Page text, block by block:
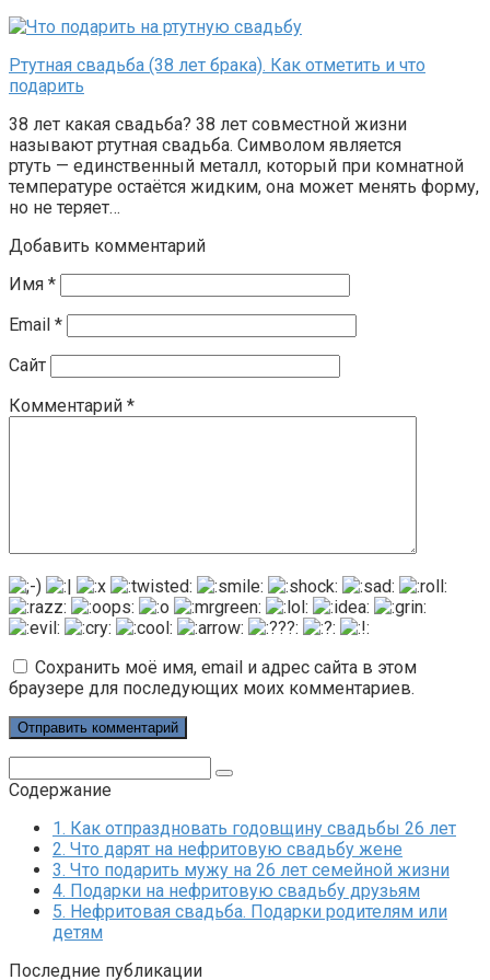
Ртутная свадьба (38 лет брака). Как отметить и что
подарить
38 лет какая свадьба? 38 лет совместной жизни
называют ртутная свадьба. Символом является
ртуть — единственный металл, который при комнатной
температуре остаётся жидким, она может менять форму,
но не теряет…
Добавить комментарий
Имя *
Email *
Сайт
Комментарий *
Сохранить моё имя, email и адрес сайта в этом
браузере для последующих моих комментариев.
Содержание
1. Как отпраздновать годовщину свадьбы 26 лет
2. Что дарят на нефритовую свадьбу жене
3. Что подарить мужу на 26 лет семейной жизни
4. Подарки на нефритовую свадьбу друзьям
5. Нефритовая свадьба. Подарки родителям или
детям
Последние публикации